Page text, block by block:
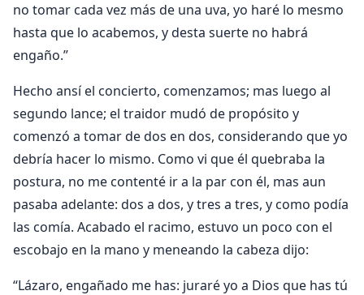
no tomar cada vez más de una uva, yo haré lo mesmo
hasta que lo acabemos, y desta suerte no habrá
engaño.”
Hecho ansí el concierto, comenzamos; mas luego al
segundo lance; el traidor mudó de propósito y
comenzó a tomar de dos en dos, considerando que yo
debría hacer lo mismo. Como vi que él quebraba la
postura, no me contenté ir a la par con él, mas aun
pasaba adelante: dos a dos, y tres a tres, y como podía
las comía. Acabado el racimo, estuvo un poco con el
escobajo en la mano y meneando la cabeza dijo:
“Lázaro, engañado me has: juraré yo a Dios que has tú